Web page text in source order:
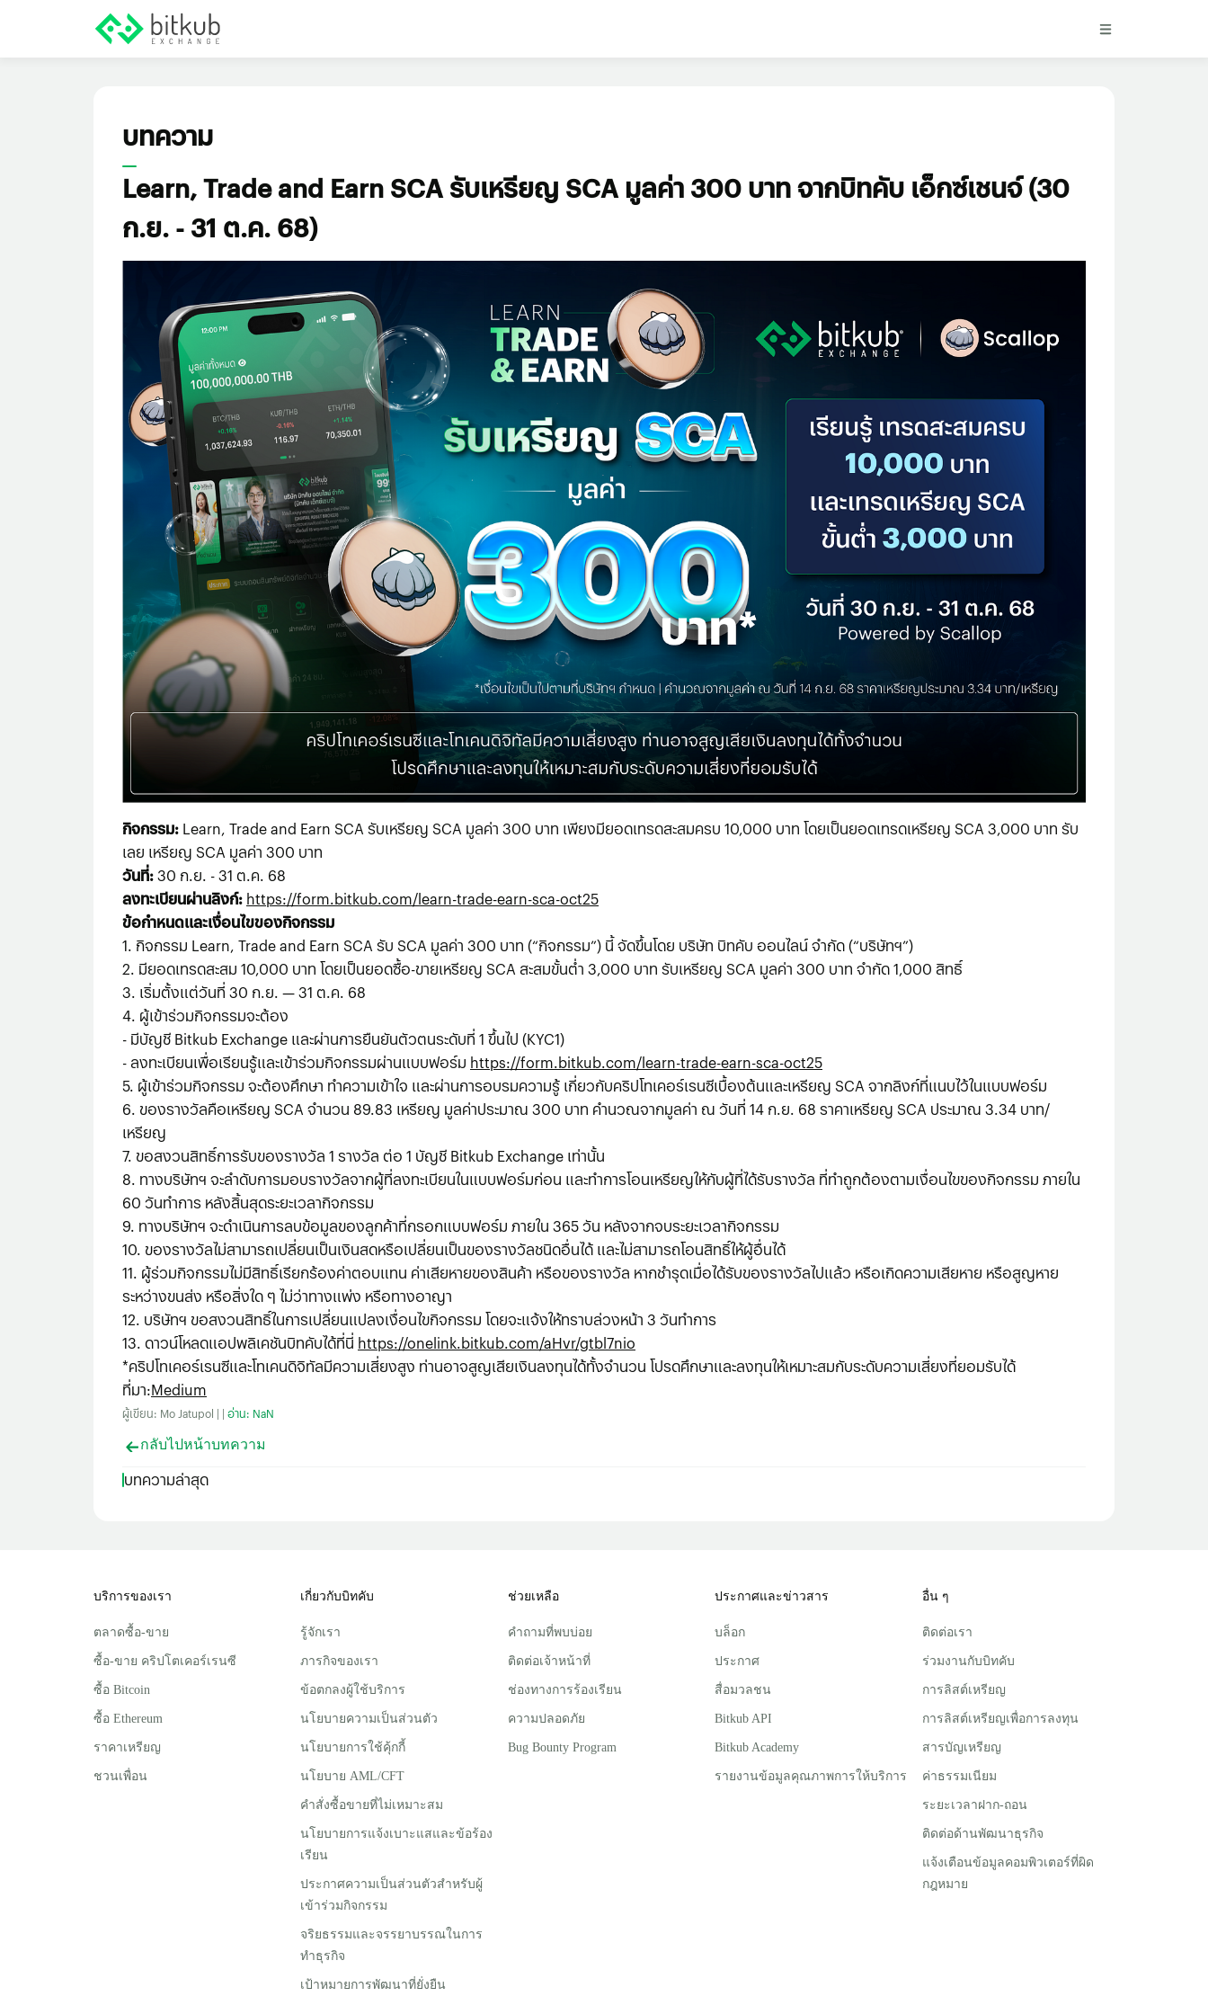
บทความ
Learn, Trade and Earn SCA รับเหรียญ SCA มูลค่า 300 บาท จากบิทคับ เอ็กซ์เชนจ์ (30
ก.ย. - 31 ต.ค. 68)
กิจกรรม: Learn, Trade and Earn SCA รับเหรียญ SCA มูลค่า 300 บาท เพียงมียอดเทรดสะสมครบ 10,000 บาท โดยเป็นยอดเทรดเหรียญ SCA 3,000 บาท รับ
เลย เหรียญ SCA มูลค่า 300 บาท
วันที่:30 ก.ย. - 31 ต.ค. 68
ลงทะเบียนผ่านลิงก์: https://form.bitkub.com/learn-trade-earn-sca-oct25
ข้อกำหนดและเงื่อนไขของกิจกรรม
1. กิจกรรม Learn, Trade and Earn SCA รับ SCA มูลค่า 300 บาท (“กิจกรรม”) นี้ จัดขึ้นโดย บริษัท บิทคับ ออนไลน์ จํากัด (“บริษัทฯ”)
2. มียอดเทรดสะสม 10,000 บาท โดยเป็นยอดซื้อ-ขายเหรียญ SCA สะสมขั้นต่ำ 3,000 บาท รับเหรียญ SCA มูลค่า 300 บาท จำกัด 1,000 สิทธิ์
3. เริ่มตั้งแต่วันที่ 30 ก.ย. — 31 ต.ค. 68
4. ผู้เข้าร่วมกิจกรรมจะต้อง
- มีบัญชี Bitkub Exchange และผ่านการยืนยันตัวตนระดับที่ 1 ขึ้นไป (KYC1)
- ลงทะเบียนเพื่อเรียนรู้และเข้าร่วมกิจกรรมผ่านแบบฟอร์ม https://form.bitkub.com/learn-trade-earn-sca-oct25
5. ผู้เข้าร่วมกิจกรรม จะต้องศึกษา ทำความเข้าใจ และผ่านการอบรมความรู้ เกี่ยวกับคริปโทเคอร์เรนซีเบื้องต้นและเหรียญ SCA จากลิงก์ที่แนบไว้ในแบบฟอร์ม
6. ของรางวัลคือเหรียญ SCA จำนวน 89.83 เหรียญ มูลค่าประมาณ 300 บาท คำนวณจากมูลค่า ณ วันที่ 14 ก.ย. 68 ราคาเหรียญ SCA ประมาณ 3.34 บาท/
เหรียญ
7. ขอสงวนสิทธิ์การรับของรางวัล 1 รางวัล ต่อ 1 บัญชี Bitkub Exchange เท่านั้น
8. ทางบริษัทฯ จะลำดับการมอบรางวัลจากผู้ที่ลงทะเบียนในแบบฟอร์มก่อน และทำการโอนเหรียญให้กับผู้ที่ได้รับรางวัล ที่ทำถูกต้องตามเงื่อนไขของกิจกรรม ภายใน
60 วันทำการ หลังสิ้นสุดระยะเวลากิจกรรม
9. ทางบริษัทฯ จะดําเนินการลบข้อมูลของลูกค้าที่กรอกแบบฟอร์ม ภายใน 365 วัน หลังจากจบระยะเวลากิจกรรม
10. ของรางวัลไม่สามารถเปลี่ยนเป็นเงินสดหรือเปลี่ยนเป็นของรางวัลชนิดอื่นได้ และไม่สามารถโอนสิทธิ์ให้ผู้อื่นได้
11. ผู้ร่วมกิจกรรมไม่มีสิทธิ์เรียกร้องค่าตอบแทน ค่าเสียหายของสินค้า หรือของรางวัล หากชำรุดเมื่อได้รับของรางวัลไปแล้ว หรือเกิดความเสียหาย หรือสูญหาย
ระหว่างขนส่ง หรือสิ่งใด ๆ ไม่ว่าทางแพ่ง หรือทางอาญา
12. บริษัทฯ ขอสงวนสิทธิ์ในการเปลี่ยนแปลงเงื่อนไขกิจกรรม โดยจะแจ้งให้ทราบล่วงหน้า 3 วันทำการ
13. ดาวน์โหลดแอปพลิเคชันบิทคับได้ที่นี่ https://onelink.bitkub.com/aHvr/gtbl7nio
*คริปโทเคอร์เรนซีและโทเคนดิจิทัลมีความเสี่ยงสูง ท่านอาจสูญเสียเงินลงทุนได้ทั้งจํานวน โปรดศึกษาและลงทุนให้เหมาะสมกับระดับความเสี่ยงที่ยอมรับได้
ที่มา:Medium
ผู้เขียน: Mo Jatupol | | อ่าน: NaN
กลับไปหน้าบทความ
บทความล่าสุด
บริการของเรา
ตลาดซื้อ-ขาย
ซื้อ-ขาย คริปโตเคอร์เรนซี
ซื้อ Bitcoin
ซื้อ Ethereum
ราคาเหรียญ
ชวนเพื่อน
เกี่ยวกับบิทคับ
รู้จักเรา
ภารกิจของเรา
ข้อตกลงผู้ใช้บริการ
นโยบายความเป็นส่วนตัว
นโยบายการใช้คุ้กกี้
นโยบาย AML/CFT
คำสั่งซื้อขายที่ไม่เหมาะสม
นโยบายการแจ้งเบาะแสและข้อร้อง
เรียน
ประกาศความเป็นส่วนตัวสําหรับผู้
เข้าร่วมกิจกรรม
จริยธรรมและจรรยาบรรณในการ
ทำธุรกิจ
เป้าหมายการพัฒนาที่ยั่งยืน
ช่วยเหลือ
คำถามที่พบบ่อย
ติดต่อเจ้าหน้าที่
ช่องทางการร้องเรียน
ความปลอดภัย
Bug Bounty Program
ประกาศและข่าวสาร
บล็อก
ประกาศ
สื่อมวลชน
Bitkub API
Bitkub Academy
รายงานข้อมูลคุณภาพการให้บริการ
อื่น ๆ
ติดต่อเรา
ร่วมงานกับบิทคับ
การลิสต์เหรียญ
การลิสต์เหรียญเพื่อการลงทุน
สารบัญเหรียญ
ค่าธรรมเนียม
ระยะเวลาฝาก-ถอน
ติดต่อด้านพัฒนาธุรกิจ
แจ้งเตือนข้อมูลคอมพิวเตอร์ที่ผิด
กฎหมาย